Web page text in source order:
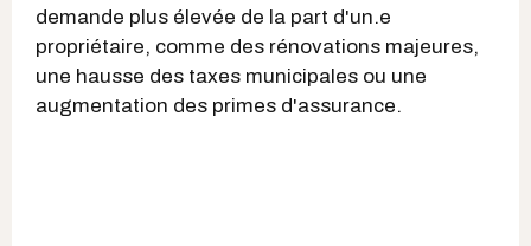
demande plus élevée de la part d'un.e
propriétaire, comme des rénovations majeures,
une hausse des taxes municipales ou une
augmentation des primes d'assurance.